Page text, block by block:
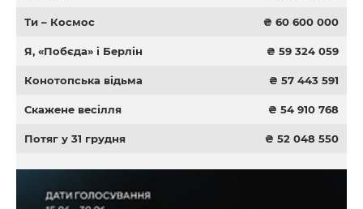
Ти – Космос ₴ 60 600 000
Я, «Побєда» і Берлін ₴ 59 324 059
Конотопська відьма ₴ 57 443 591
Скажене весілля ₴ 54 910 768
Потяг у 31 грудня ₴ 52 048 550